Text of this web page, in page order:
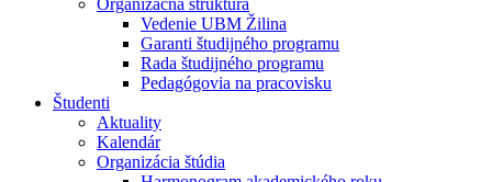
Organizačná štruktúra
Vedenie UBM Žilina
Garanti študijného programu
Rada študijného programu
Pedagógovia na pracovisku
Študenti
Aktuality
Kalendár
Organizácia štúdia